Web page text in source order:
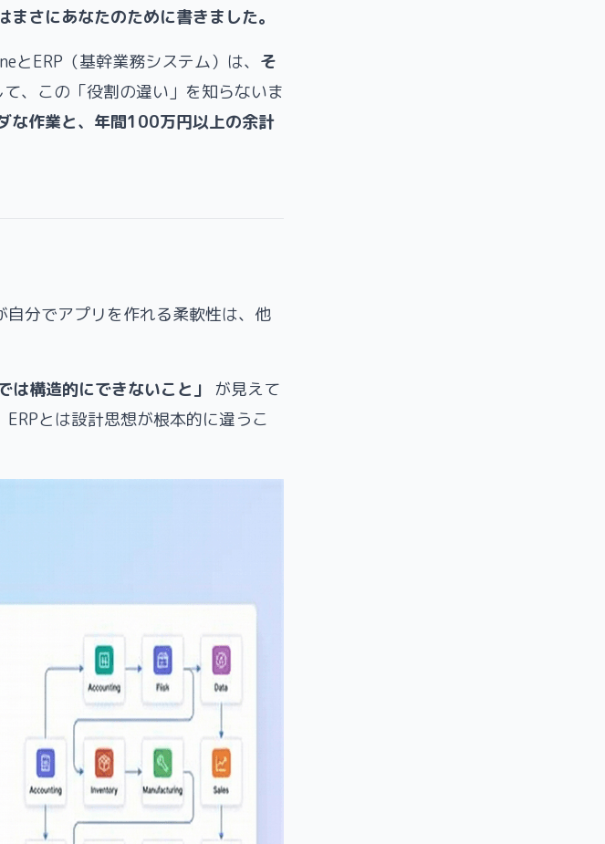
さにあなたのために書きました。
ERP（基幹業務システム）は、 そ
、この「役割の違い」を知らないま
な作業と、年間100万円以上の余計
分でアプリを作れる柔軟性は、他
は構造的にできないこと」
が見えて
とは設計思想が根本的に違うこ